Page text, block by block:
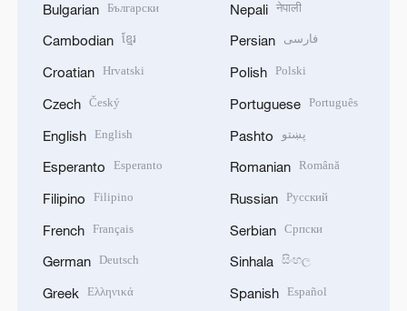
Bulgarian Български
Cambodian ខ្មែរ
Croatian Hrvatski
Czech Český
English English
Esperanto Esperanto
Filipino Filipino
French Français
German Deutsch
Greek Ελληνικά
Nepali नेपाली
Persian فارسی
Polish Polski
Portuguese Português
Pashto پښتو
Romanian Română
Russian Русский
Serbian Српски
Sinhala සිංහල
Spanish Español